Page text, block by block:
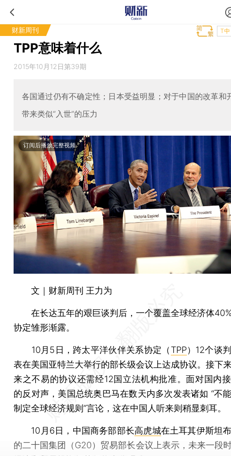
财新周刊 T中
TPP意味着什么
2015年10月12日第39期
各国通过仍有不确定性；日本受益明显；对于中国的改革和
带来类似“入世”的压力
订阅后播放完整视频
文｜财新周刊 王力为
在长达五年的艰巨谈判后，一个覆盖全球经济体
协定雏形渐露。
10月5日，跨太平洋伙伴关系协定（ TPP）12个谈
表在美国亚特兰大举行的部长级会议上达成协议。接下
来之不易的协议还需经12国立法机构批准。面对国内
的反对声，美国总统奥巴马在数天内多次发表诸如 “不
制定全球经济规则”言论，这在中国人听来则稍显刺耳。
10月6日，中国商务部部长高虎城在土耳其伊斯坦
的二十国集团（G20）贸易部长会议上表示，未来一段